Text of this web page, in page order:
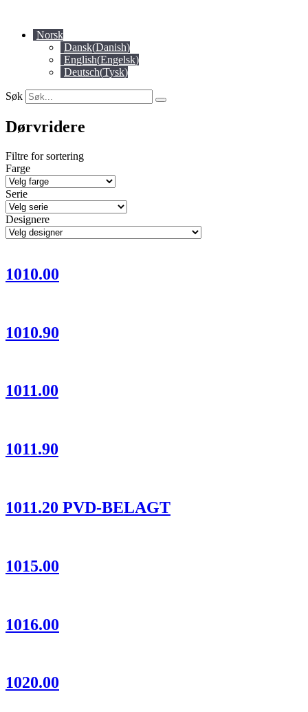
content Norsk
Dansk(Danish)
English(Engelsk)
Deutsch(Tysk)
Søk
Dørvridere
Filtre for sortering
Farge
Serie
Designere
1010.00
1010.90
1011.00
1011.90
1011.20 PVD-BELAGT
1015.00
1016.00
1020.00